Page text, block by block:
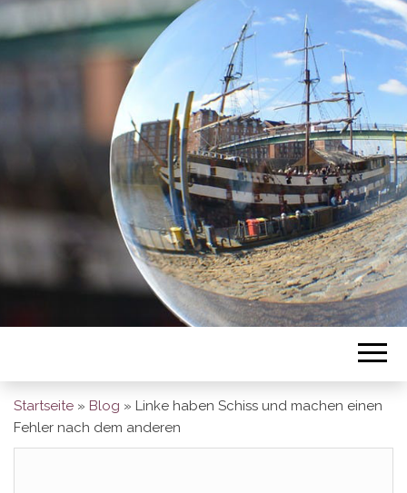
BREMEN SO
GESEHEN
Startseite » Blog » Linke haben Schiss und machen einen
Fehler nach dem anderen